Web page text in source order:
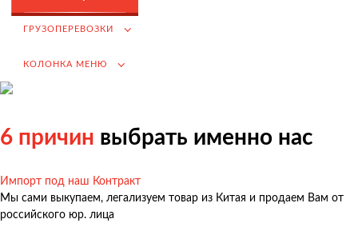
ГРУЗОПЕРЕВОЗКИ
КОЛОНКА МЕНЮ
Грузоперевозки
Грузоперевозки из Китая
6 причин выбрать именно нас
Импорт под наш Контракт
Мы сами выкупаем, легализуем товар из Китая и продаем Вам от
российского юр. лица